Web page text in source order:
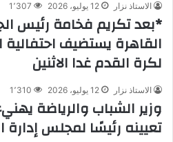
الاستاذ نزار 12 يوليو، 2026 1٬307
*بعد تكريم فخامة رئيس
القاهرة يستضيف
لكرة القدم غدا الاثنين
الاستاذ نزار 12 يوليو، 2026 1٬310
وزير الشباب والرياضة
تعيينه رئيسًا لمجلس